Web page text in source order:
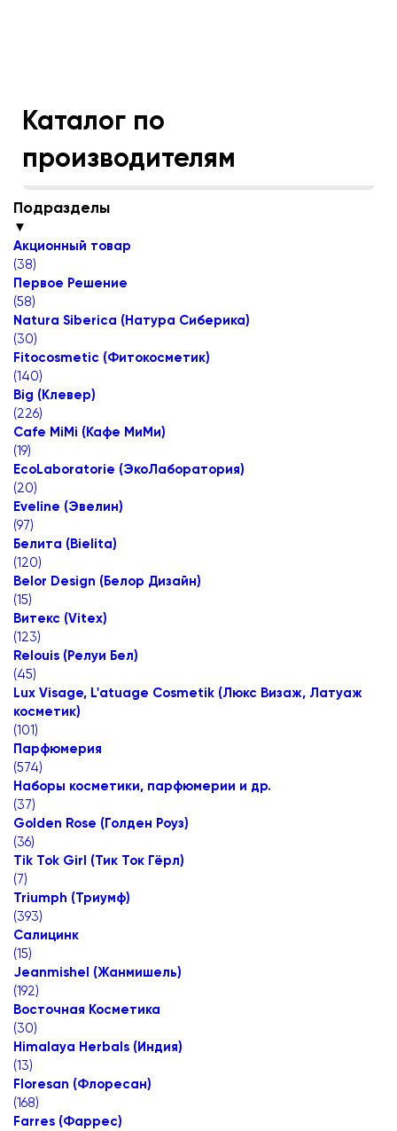
Каталог по
производителям
Подразделы
▼
Акционный товар
(38)
Первое Решение
(58)
Natura Siberica (Натура Сиберика)
(30)
Fitocosmetic (Фитокосметик)
(140)
Big (Клевер)
(226)
Cafe MiMi (Кафе МиМи)
(19)
EcoLaboratorie (ЭкоЛаборатория)
(20)
Eveline (Эвелин)
(97)
Белита (Bielita)
(120)
Belor Design (Белор Дизайн)
(15)
Витекс (Vitex)
(123)
Relouis (Релуи Бел)
(45)
Lux Visage, L'atuage Cosmetik (Люкс Визаж, Латуаж
косметик)
(101)
Парфюмерия
(574)
Наборы косметики, парфюмерии и др.
(37)
Golden Rose (Голден Роуз)
(36)
Tik Tok Girl (Тик Ток Гёрл)
(7)
Triumph (Триумф)
(393)
Салицинк
(15)
Jeanmishel (Жанмишель)
(192)
Восточная Косметика
(30)
Himalaya Herbals (Индия)
(13)
Floresan (Флоресан)
(168)
Farres (Фаррес)